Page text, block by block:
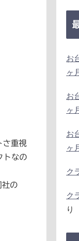
さ重視
トなの
の
お
ヶ
お
ヶ
お
ヶ
ク
ク
り